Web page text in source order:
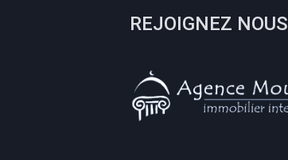
REJOIGNEZ NOUS